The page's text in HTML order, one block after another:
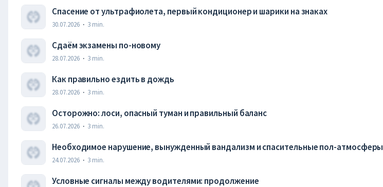
Спасение от ультрафиолета, первый кондиционер и шарики на знаках
30.07.2026 · 3 min.
Сдаём экзамены по-новому
28.07.2026 · 3 min.
Как правильно ездить в дождь
28.07.2026 · 3 min.
Осторожно: лоси, опасный туман и правильный баланс
26.07.2026 · 3 min.
Необходимое нарушение, вынужденный вандализм и спасительные пол-атмосферы
24.07.2026 · 3 min.
Условные сигналы между водителями: продолжение